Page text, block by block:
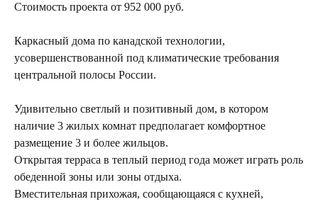
Стоимость проекта от 952 000 руб.
Каркасный дома по канадской технологии,
усовершенствованной под климатические требования
центральной полосы России.
Удивительно светлый и позитивный дом, в котором
наличие 3 жилых комнат предполагает комфортное
размещение 3 и более жильцов.
Открытая терраса в теплый период года может играть роль
обеденной зоны или зоны отдыха.
Вместительная прихожая, сообщающаяся с кухней,